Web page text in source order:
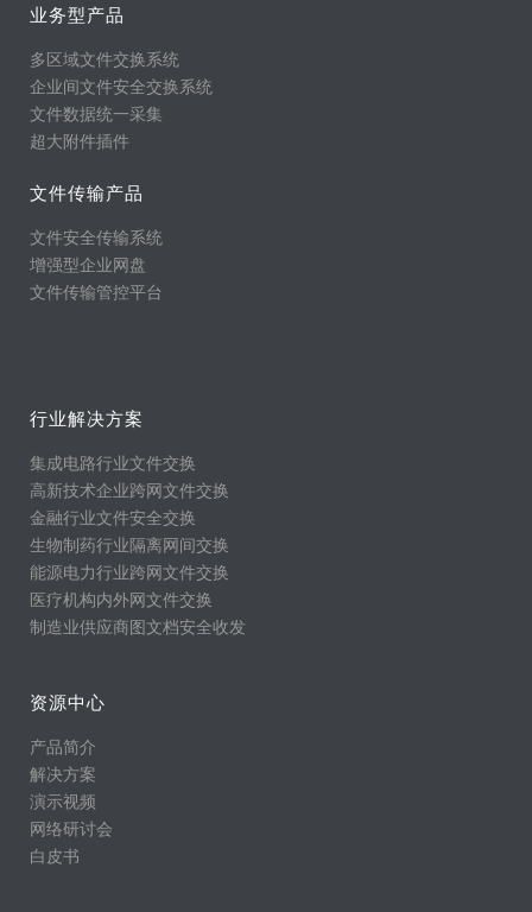
业务型产品
多区域文件交换系统
企业间文件安全交换系统
文件数据统一采集
超大附件插件
文件传输产品
文件安全传输系统
增强型企业网盘
文件传输管控平台
行业解决方案
集成电路行业文件交换
高新技术企业跨网文件交换
金融行业文件安全交换
生物制药行业隔离网间交换
能源电力行业跨网文件交换
医疗机构内外网文件交换
制造业供应商图文档安全收发
资源中心
产品简介
解决方案
演示视频
网络研讨会
白皮书